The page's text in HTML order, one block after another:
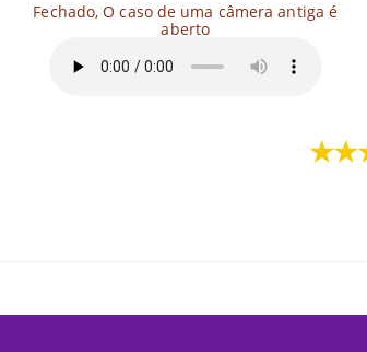
Fechado, O caso de uma câmera antiga é
aberto